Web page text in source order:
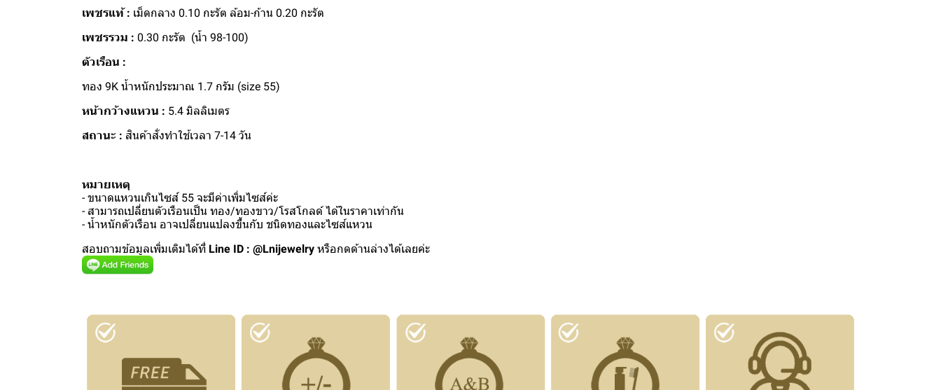
เพชรแท้ : เม็ดกลาง 0.10 กะรัต ล้อม-ก้าน 0.20 กะรัต
เพชรรวม : 0.30 กะรัต (น้ำ 98-100)
ตัวเรือน :
ทอง 9K น้ำหนักประมาณ 1.7 กรัม (size 55)
หน้ากว้างแหวน : 5.4 มิลลิเมตร
สถานะ : สินค้าสั่งทำใช้เวลา 7-14 วัน
หมายเหตุ
- ขนาดแหวนเกินไซส์ 55 จะมีค่าเพิ่มไซส์ค่ะ
- สามารถเปลี่ยนตัวเรือนเป็น ทอง/ทองขาว/โรสโกลด์ ได้ในราคาเท่ากัน
- น้ำหนักตัวเรือน อาจเปลี่ยนแปลงขึ้นกับ ชนิดทองและไซส์แหวน
สอบถามข้อมูลเพิ่มเติมได้ที่ Line ID : @Lnijewelry หรือกดด้านล่างได้เลยค่ะ